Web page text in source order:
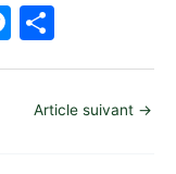
M
e ar
ta
g
Article suivant →